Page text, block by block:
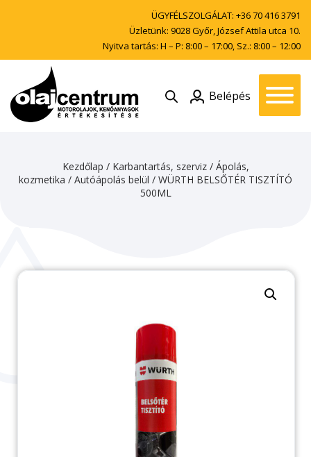
ÜGYFÉLSZOLGÁLAT: +36 70 416 3791
Üzletünk: 9028 Győr, József Attila utca 10.
Nyitva tartás: H – P: 8:00 – 17:00, Sz.: 8:00 – 12:00
Belépés
Kezdőlap / Karbantartás, szerviz/ Ápolás,
kozmetika / Autóápolás belül / WÜRTH BELSŐTÉR TISZTÍTÓ
500ML